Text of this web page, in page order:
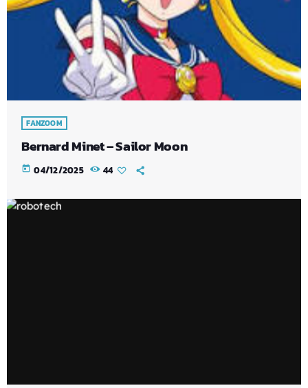
FANZOOM
Bernard Minet – Sailor Moon
today 04/12/2025 44